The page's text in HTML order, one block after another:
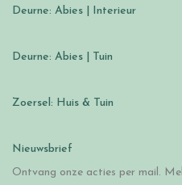
Deurne: Abies | Interieur
Deurne: Abies | Tuin
Zoersel: Huis & Tuin
Nieuwsbrief
Ontvang onze acties per mail.